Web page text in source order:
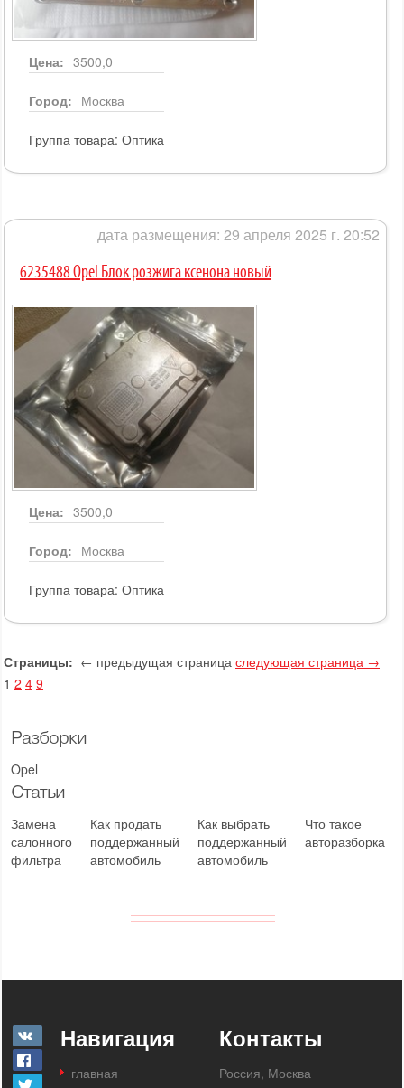
Разборки
Opel
Статьи
Замена
салонного
фильтра
Как продать
поддержанный
автомобиль
Как выбрать
поддержанный
автомобиль
Что такое
авторазборка
Цена: 3500,0
Город: Москва
Группа товара: Оптика
дата размещения: 29 апреля 2025 г. 20:52
6235488 Opel Блок розжига ксенона новый
Цена: 3500,0
Город: Москва
Группа товара: Оптика
Страницы: ← предыдущая страница следующая страница →
1 2 4 9
Навигация
главная
Контакты
Россия, Москва